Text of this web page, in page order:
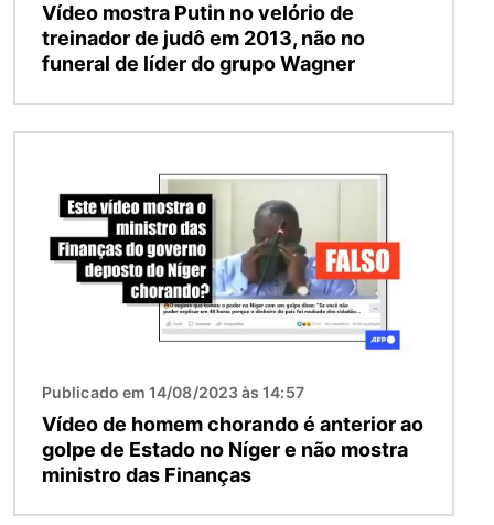
Vídeo mostra Putin no velório de
treinador de judô em 2013, não no
funeral de líder do grupo Wagner
Publicado em 14/08/2023 às 14:57
Vídeo de homem chorando é anterior ao
golpe de Estado no Níger e não mostra
ministro das Finanças